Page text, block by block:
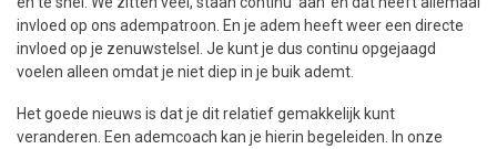
invloed op ons adempatroon. En je adem heeft weer een directe
invloed op je zenuwstelsel. Je kunt je dus continu opgejaagd
voelen alleen omdat je niet diep in je buik ademt.
Het goede nieuws is dat je dit relatief gemakkelijk kunt
veranderen. Een ademcoach kan je hierin begeleiden. In onze